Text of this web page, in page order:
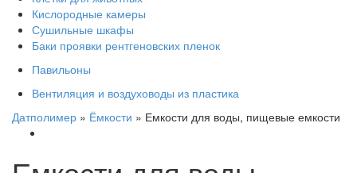
Кислородные камеры
Сушильные шкафы
Баки проявки рентгеновских пленок
Павильоны
Вентиляция и воздуховоды из пластика
Датполимер » Ёмкости » Емкости для воды, пищевые емкости